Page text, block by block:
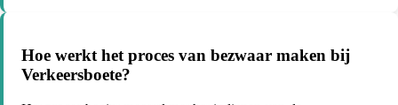
Hoe werkt het proces van bezwaar maken bij
Verkeersboete?